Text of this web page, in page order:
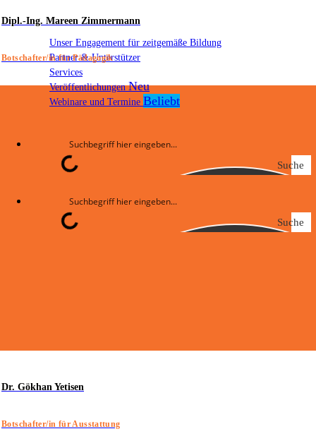
Unser Engagement für zeitgemäße Bildung
Partner & Unterstützer
Services
Veröffentlichungen
Webinare und Termine
Suche
Suche
Dipl.-Ing. Mareen Zimmermann
Botschafter/in für Pädagogik
Dr. Gökhan Yetisen
Botschafter/in für Ausstattung